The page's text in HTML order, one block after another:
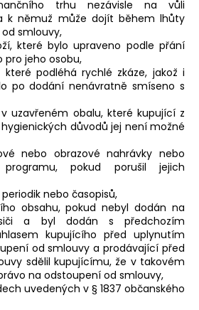
trhu nezávisle na vůli
k němuž může dojít během lhůty
smlouvy,
které bylo upraveno podle přání
pro jeho osobu,
které podléhá rychlé zkáze, jakož i
po dodání nenávratně smíseno s
uzavřeném obalu, které kupující z
důvodů jej není možné
nebo obrazové nahrávky nebo
programu, pokud porušil jejich
nebo časopisů,
obsahu, pokud nebyl dodán na
a byl dodán s předchozím
kupujícího před uplynutím
od smlouvy a prodávající před
sdělil kupujícímu, že v takovém
na odstoupení od smlouvy,
uvedených v § 1837 občanského